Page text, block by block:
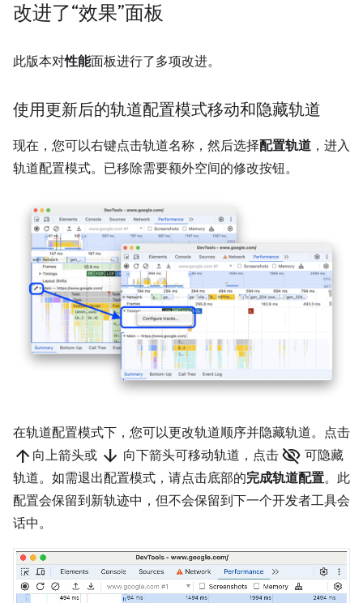
改进了“效果”面板
此版本对性能面板进行了多项改进。
使用更新后的轨道配置模式移动和隐藏轨道
现在，您可以右键点击轨道名称，然后选择配置轨道 ，进入
轨道配置模式。已移除需要额外空间的修改按钮。
在轨道配置模式下，您可以更改轨道顺序并隐藏轨道。点击
arrow_upward 向上箭头或 arrow_downward 向下箭头可移动轨道，点击 visibility_off 可隐藏
轨道。如需退出配置模式，请点击底部的完成轨道配置。此
配置会保留到新轨迹中，但不会保留到下一个开发者工具会
话中。